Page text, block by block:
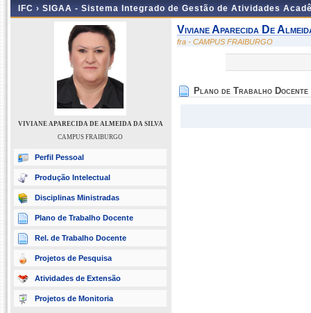
IFC › SIGAA - Sistema Integrado de Gestão de Atividades
VIVIANE APARECIDA DE ALMEIDA DA SILVA
CAMPUS FRAIBURGO
Perfil Pessoal
Produção Intelectual
Disciplinas Ministradas
Plano de Trabalho Docente
Rel. de Trabalho Docente
Projetos de Pesquisa
Atividades de Extensão
Projetos de Monitoria
Viviane Aparecida De
fra - CAMPUS FRAIBURGO
Plano de Trabalho Docente